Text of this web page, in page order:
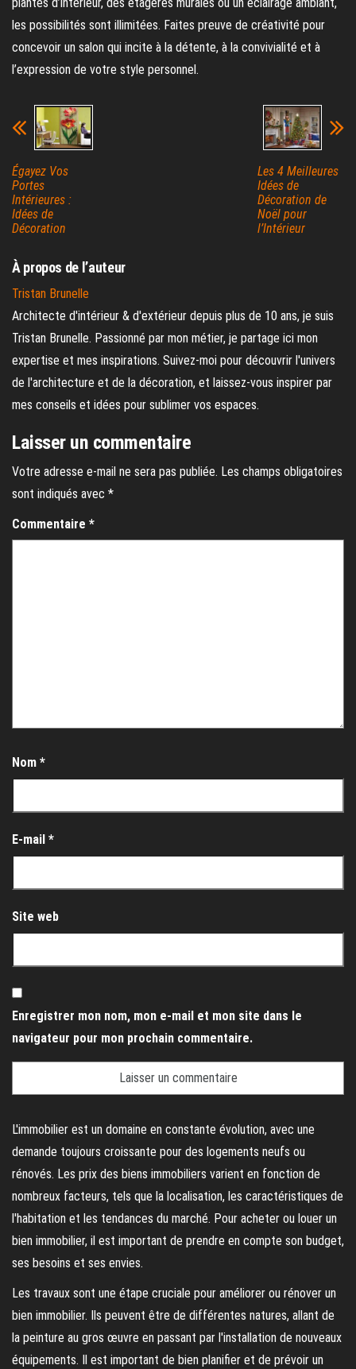
les possibilités sont illimitées. Faites preuve de créativité pour
concevoir un salon qui incite à la détente, à la convivialité et à
l’expression de votre style personnel.
Égayez Vos
Portes
Intérieures :
Idées de
Décoration
Les 4 Meilleures
Idées de
Décoration de
Noël pour
l’Intérieur
À propos de l’auteur
Tristan Brunelle
Architecte d'intérieur & d'extérieur depuis plus de 10 ans, je suis
Tristan Brunelle. Passionné par mon métier, je partage ici mon
expertise et mes inspirations. Suivez-moi pour découvrir l'univers
de l'architecture et de la décoration, et laissez-vous inspirer par
mes conseils et idées pour sublimer vos espaces.
Laisser un commentaire
Votre adresse e-mail ne sera pas publiée. Les champs obligatoires
sont indiqués avec *
Commentaire *
Nom *
E-mail *
Site web
Enregistrer mon nom, mon e-mail et mon site dans le
navigateur pour mon prochain commentaire.
L'immobilier est un domaine en constante évolution, avec une
demande toujours croissante pour des logements neufs ou
rénovés. Les prix des biens immobiliers varient en fonction de
nombreux facteurs, tels que la localisation, les caractéristiques de
l'habitation et les tendances du marché. Pour acheter ou louer un
bien immobilier, il est important de prendre en compte son budget,
ses besoins et ses envies.
Les travaux sont une étape cruciale pour améliorer ou rénover un
bien immobilier. Ils peuvent être de différentes natures, allant de
la peinture au gros œuvre en passant par l'installation de nouveaux
équipements. Il est important de bien planifier et de prévoir un